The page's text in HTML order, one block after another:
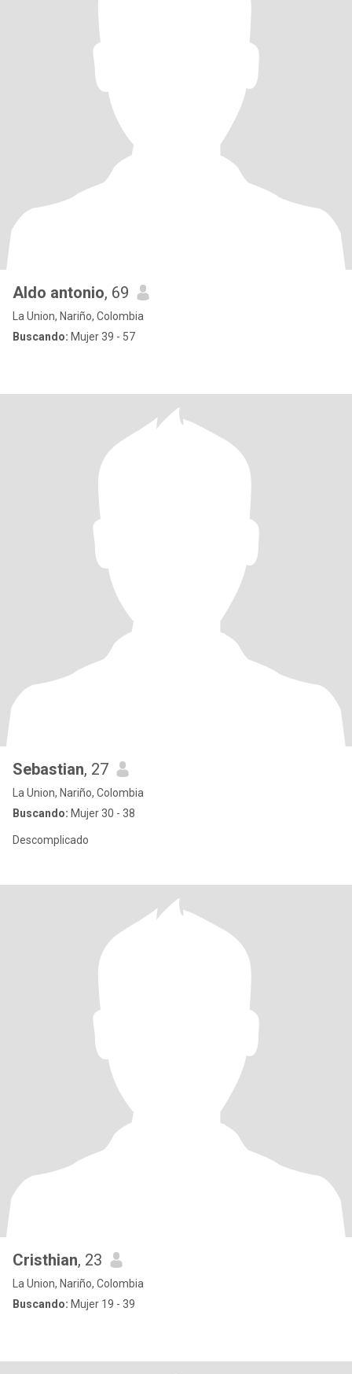
Aldo antonio, 69
La Union, Nariño, Colombia
Buscando: Mujer 39 - 57
Sebastian, 27
La Union, Nariño, Colombia
Buscando: Mujer 30 - 38
Descomplicado
Cristhian, 23
La Union, Nariño, Colombia
Buscando: Mujer 19 - 39